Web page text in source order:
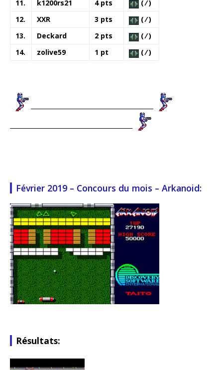
11. k1200rs21 4 pts
( ⁄ )
12.
XXR 3 pts
( ⁄ )
13.
Deckard 2 pts
( ⁄ )
14.
zolive59 1 pt ( ⁄ )
Février 2019 – Concours du mois – Arkanoid:
Résultats: